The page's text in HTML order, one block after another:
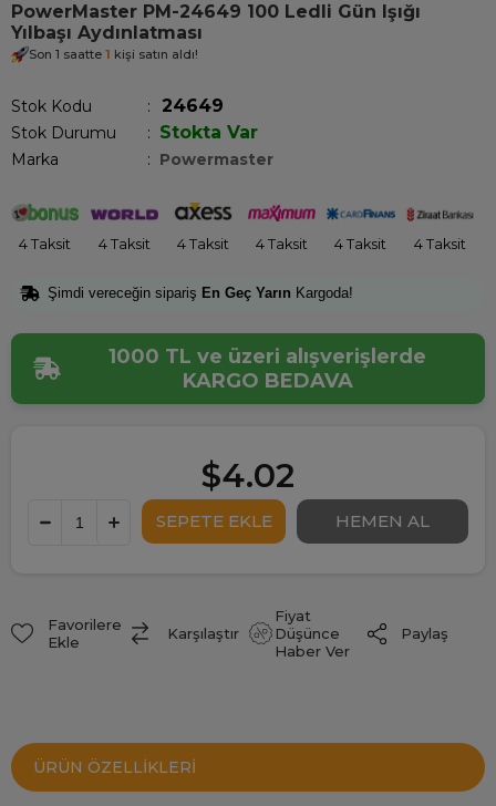
PowerMaster PM-24649 100 Ledli Gün Işığı
Yılbaşı Aydınlatması
Son 1 saatte 1 kişi satın aldı!
Stok Kodu 24649
Stok Durumu : Stokta Var
Marka : Powermaster
4 Taksit 4 Taksit 4 Taksit 4 Taksit 4 Taksit 4 Taksit
Şimdi vereceğin sipariş En Geç Yarın Kargoda!
1000 TL ve üzeri alışverişlerde
KARGO BEDAVA
$4.02
Favorilere
Ekle
Karşılaştır
Fiyat
Düşünce
Haber Ver
Paylaş
ÜRÜN ÖZELLIKLERI